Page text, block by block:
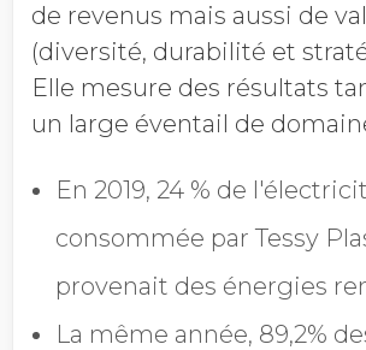
de revenus mais aussi de
(diversité, durabilité et
Elle mesure des résultats
un large éventail de
En 2019, 24 % de
consommée par Tessy
provenait des énergies
La même année, 89,2%